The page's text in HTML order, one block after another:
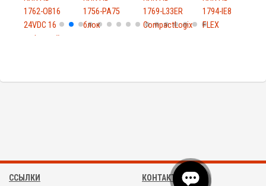
1762-OB16
24VDC 16
1756-PA75
блок
1769-L33ER
CompactLogix
1794-IE8
FLEX
ССЫЛКИ КОНТАКТЫ